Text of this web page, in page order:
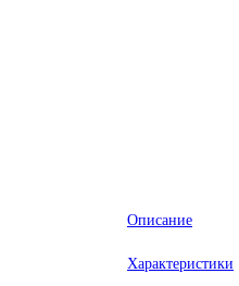
Описание
Характеристики